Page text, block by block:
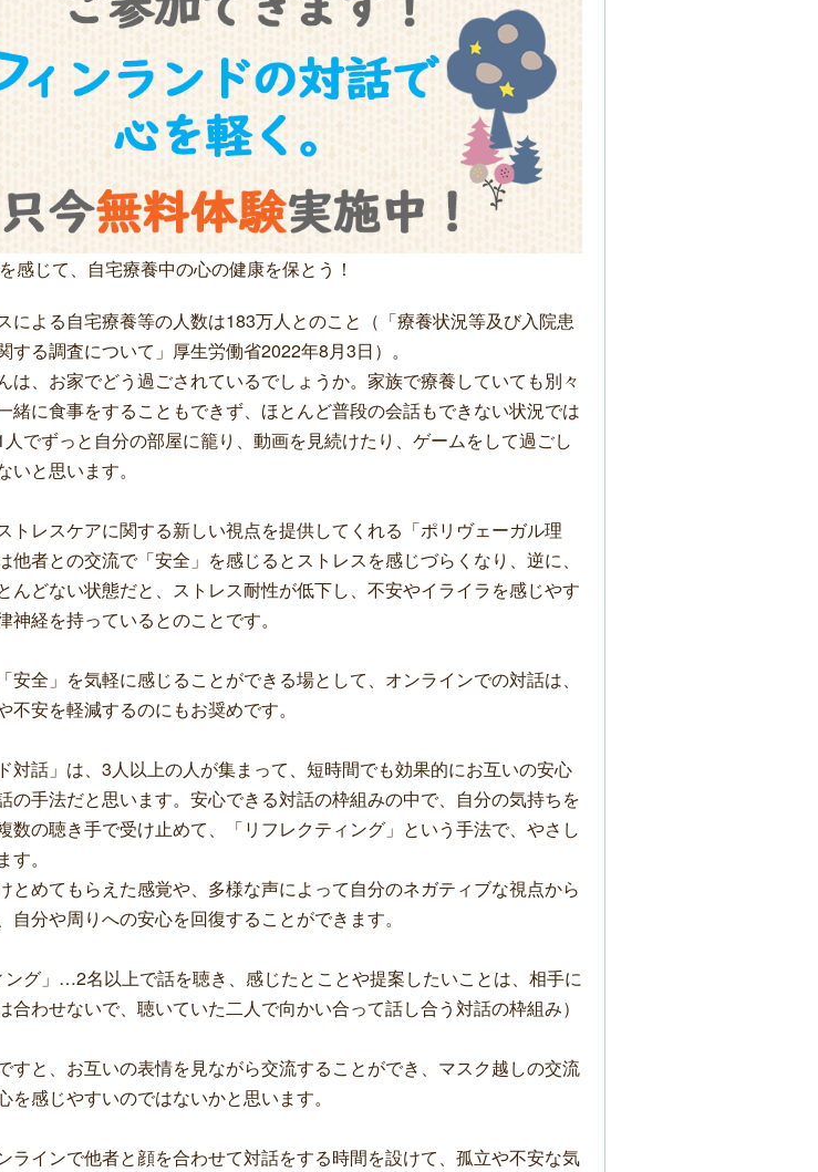
感じて、自宅療養中の心の健康を保とう！
による自宅療養等の人数は183万人とのこと（「療養状況等及び入院患
する調査について」厚生労働省2022年8月3日）。
は、お家でどう過ごされているでしょうか。家族で療養していても別々
緒に食事をすることもできず、ほとんど普段の会話もできない状況では
人でずっと自分の部屋に籠り、動画を見続けたり、ゲームをして過ごし
と思います。
トレスケアに関する新しい視点を提供してくれる「ポリヴェーガル理
他者との交流で「安全」を感じるとストレスを感じづらくなり、逆に、
んどない状態だと、ストレス耐性が低下し、不安やイライラを感じやす
神経を持っているとのことです。
安全」を気軽に感じることができる場として、オンラインでの対話は、
不安を軽減するのにもお奨めです。
話」は、 3人以上の人が集まって、短時間でも効果的にお互いの安心
の手法だと思います。安心できる対話の枠組みの中で、自分の気持ちを
数の聴き手で受け止めて、「リフレクティング」という手法で、やさし
。
とめてもらえた感覚や、多様な声によって自分のネガティブな視点から
自分や周りへの安心を回復することができます。
ング」…2名以上で話を聴き、感じたとことや提案したいことは、相手に
合わせないで、聴いていた二人で向かい合って話し合う対話の枠組み）
すと、お互いの表情を見ながら交流することができ、マスク越しの交流
を感じやすいのではないかと思います。
ラインで他者と顔を合わせて対話をする時間を設けて、孤立や不安な気